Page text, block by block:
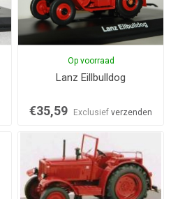
Op voorraad
Lanz Eillbulldog
€35,59 Exclusiefverzenden